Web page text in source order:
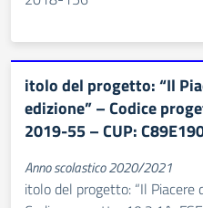
itolo del progetto: “Il
edizione” – Codice
2019-55 – CUP:
Anno scolastico 2020/2021
itolo del progetto: “Il